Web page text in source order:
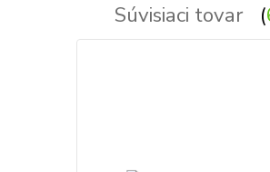
Súvisiaci tovar